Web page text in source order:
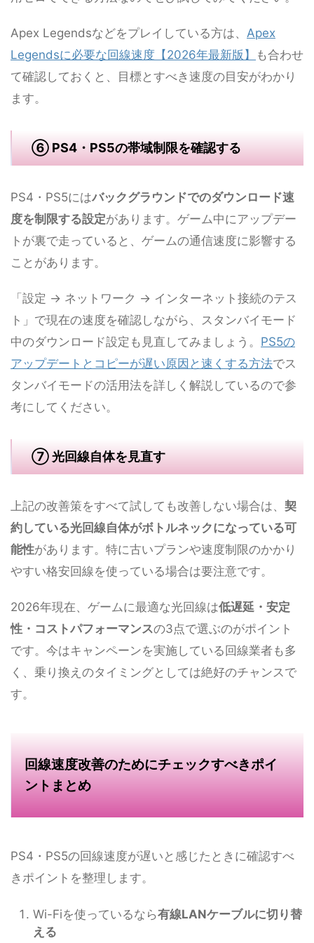
Apex Legendsなどをプレイしている方は、 Apex
Legendsに必要な回線速度【2026年最新版】
も合わせ
て確認しておくと、目標とすべき速度の目安がわかり
ます。
⑥ PS4・PS5の帯域制限を確認する
PS4・PS5にはバックグラウンドでのダウンロード速
度を制限する設定があります。ゲーム中にアップデー
トが裏で走っていると、ゲームの通信速度に影響する
ことがあります。
「設定 → ネットワーク → インターネット接続のテス
ト」で現在の速度を確認しながら、スタンバイモード
中のダウンロード設定も見直してみましょう。 PS5の
アップデートとコピーが遅い原因と速くする方法でス
タンバイモードの活用法を詳しく解説しているので参
考にしてください。
⑦ 光回線自体を見直す
上記の改善策をすべて試しても改善しない場合は、 契
約している光回線自体がボトルネックになっている可
能性があります。特に古いプランや速度制限のかかり
やすい格安回線を使っている場合は要注意です。
2026年現在、ゲームに最適な光回線は低遅延・安定
性・コストパフォーマンスの3点で選ぶのがポイント
です。今はキャンペーンを実施している回線業者も多
く、乗り換えのタイミングとしては絶好のチャンスで
す。
回線速度改善のためにチェックすべきポイ
ントまとめ
PS4・PS5の回線速度が遅いと感じたときに確認すべ
きポイントを整理します。
Wi-Fiを使っているなら有線LANケーブルに切り替
える